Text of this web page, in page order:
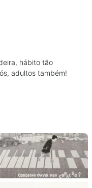
hábito tão
adultos também!